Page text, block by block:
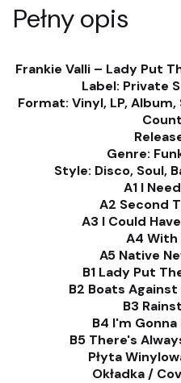
Pełny opis
Frankie Valli – Lady Put
Label: Private
Format: Vinyl, LP,
Genre:
Style: Disco, Soul,
A1 I
A2 Second
A3 I Could
A4 With
A5 Native
B1 Lady Put
B2 Boats
B3
B4 I'm
B5 There's
Płyta
Okładka /